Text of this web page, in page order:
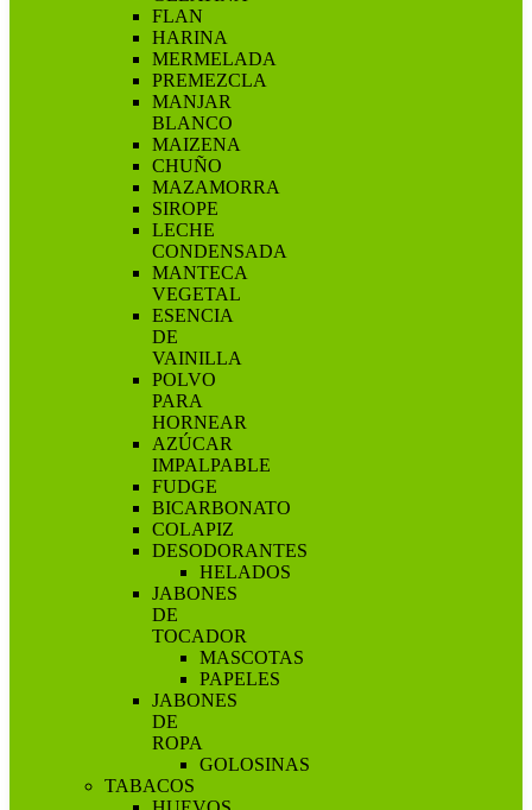
FLAN
HARINA
MERMELADA
PREMEZCLA
MANJAR
BLANCO
MAIZENA
CHUÑO
MAZAMORRA
SIROPE
LECHE
CONDENSADA
MANTECA
VEGETAL
ESENCIA
DE
VAINILLA
POLVO
PARA
HORNEAR
AZÚCAR
IMPALPABLE
FUDGE
BICARBONATO
COLAPIZ
DESODORANTES
HELADOS
JABONES
DE
TOCADOR
MASCOTAS
PAPELES
JABONES
DE
ROPA
GOLOSINAS
TABACOS